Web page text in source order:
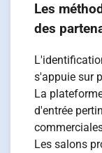
Les
des
s'appuie sur
La
d'entrée
Les salons